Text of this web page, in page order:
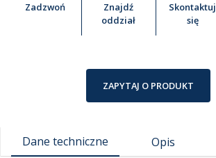
Zadzwoń
Znajdź
oddział
Skontaktuj
się
ZAPYTAJ O PRODUKT
Dane techniczne Opis